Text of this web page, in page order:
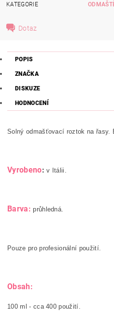
KATEGORIE
Dotaz
POPIS
ZNAČKA
DISKUZE
HODNOCENÍ
Solný odmašťovací roztok na řasy.
Vyrobeno: v Itálii.
Barva: průhledná.
Pouze pro profesionální použití.
Obsah:
100 ml - cca 400 použití.